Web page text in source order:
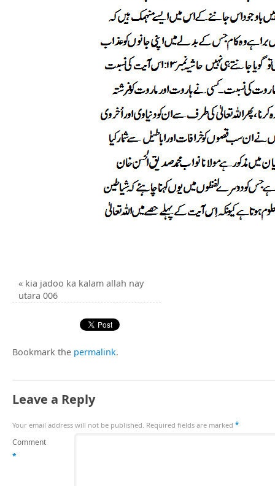
« kia jadoo ka kalam allah nay
utara 006
Bookmark the permalink.
Leave a Reply
Your email address will not be published. Required fields are marked*
Comment
*